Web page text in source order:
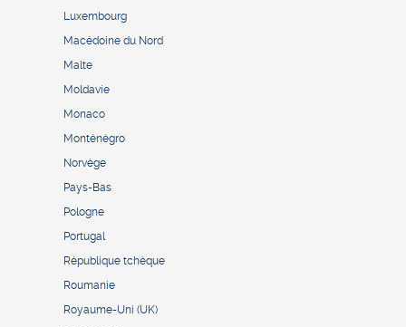
Luxembourg
Macédoine du Nord
Malte
Moldavie
Monaco
Monténégro
Norvège
Pays-Bas
Pologne
Portugal
République tchèque
Roumanie
Royaume-Uni (UK)